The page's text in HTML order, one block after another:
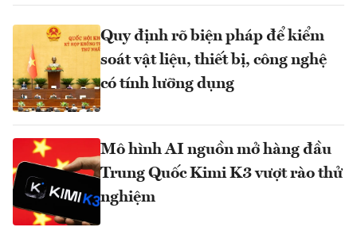
Quy định rõ biện pháp để kiểm
soát vật liệu, thiết bị, công nghệ
có tính lưỡng dụng
Mô hình AI nguồn mở hàng đầu
Trung Quốc Kimi K3 vượt rào thử
nghiệm